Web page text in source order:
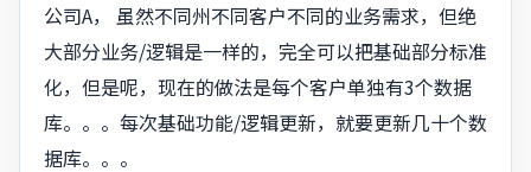
公司A， 虽然不同州不同客户不同的业务需求，但绝
大部分业务/逻辑是一样的，完全可以把基础部分标准
化，但是呢，现在的做法是每个客户单独有3个数据
库。。。每次基础功能/逻辑更新，就要更新几十个数
据库。。。